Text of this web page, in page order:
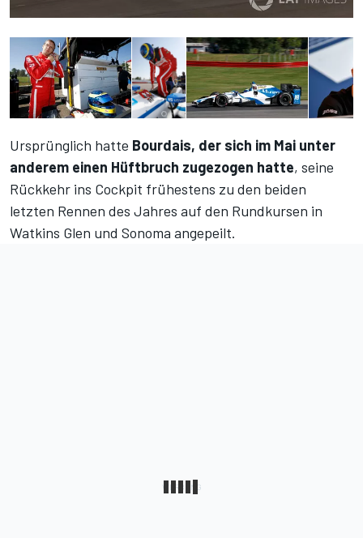
Ursprünglich hatte Bourdais, der sich im Mai unter
anderem einen Hüftbruch zugezogen hatte, seine
Rückkehr ins Cockpit frühestens zu den beiden
letzten Rennen des Jahres auf den Rundkursen in
Watkins Glen und Sonoma angepeilt.